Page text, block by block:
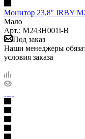
Монитор 23,8" IRBY
Мало
Арт.: M243H001i-B
Под заказ
Наши менеджеры
условия заказа